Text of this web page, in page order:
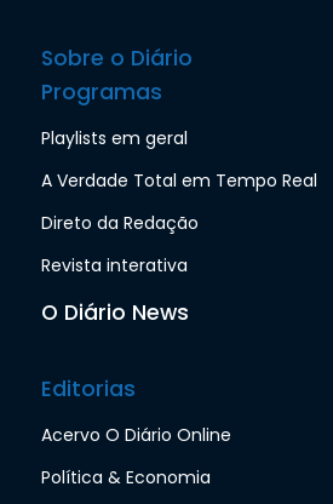
Sobre o Diário
Programas
Playlists em geral
A Verdade Total em Tempo Real
Direto da Redação
Revista interativa
O Diário News
Editorias
Acervo O Diário Online
Política & Economia